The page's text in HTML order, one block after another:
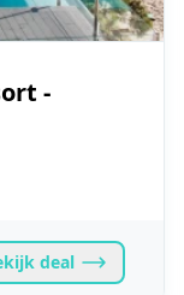
-
deal